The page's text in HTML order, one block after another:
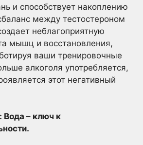
и способствует накоплению
между тестостероном
неблагоприятную
мышц и восстановления,
ваши тренировочные
алкоголя употребляется,
этот негативный
Вода – ключ к